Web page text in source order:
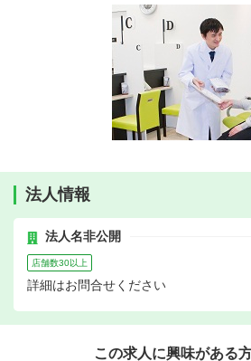
法人情報
法人名非公開
店舗数30以上
詳細はお問合せください
この求人に興味がある